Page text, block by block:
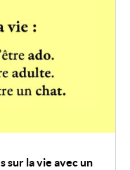
sur la vie avec un